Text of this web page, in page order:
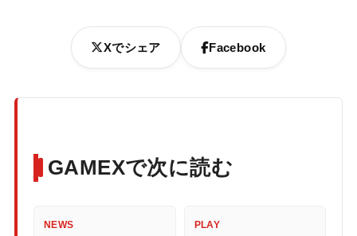
Xでシェア Facebook
GAMEXで次に読む
NEWS PLAY